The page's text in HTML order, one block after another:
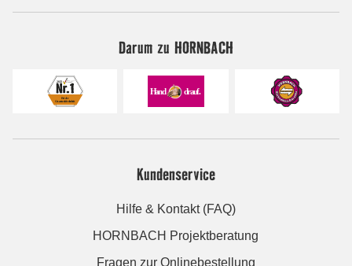
Darum zu HORNBACH
Kundenservice
Hilfe & Kontakt (FAQ)
HORNBACH Projektberatung
Fragen zur Onlinebestellung